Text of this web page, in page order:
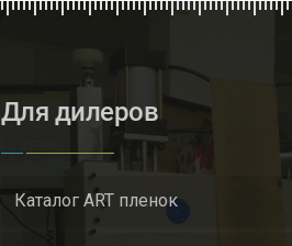
Для дилеров
Каталог ART пленок